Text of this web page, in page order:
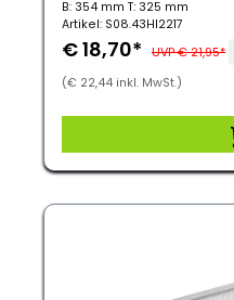
B: 354 mm T: 325 mm
Artikel: S08.43HI2217
€ 18,70* UVP € 21,95*
(€ 22,44 inkl. MwSt.)